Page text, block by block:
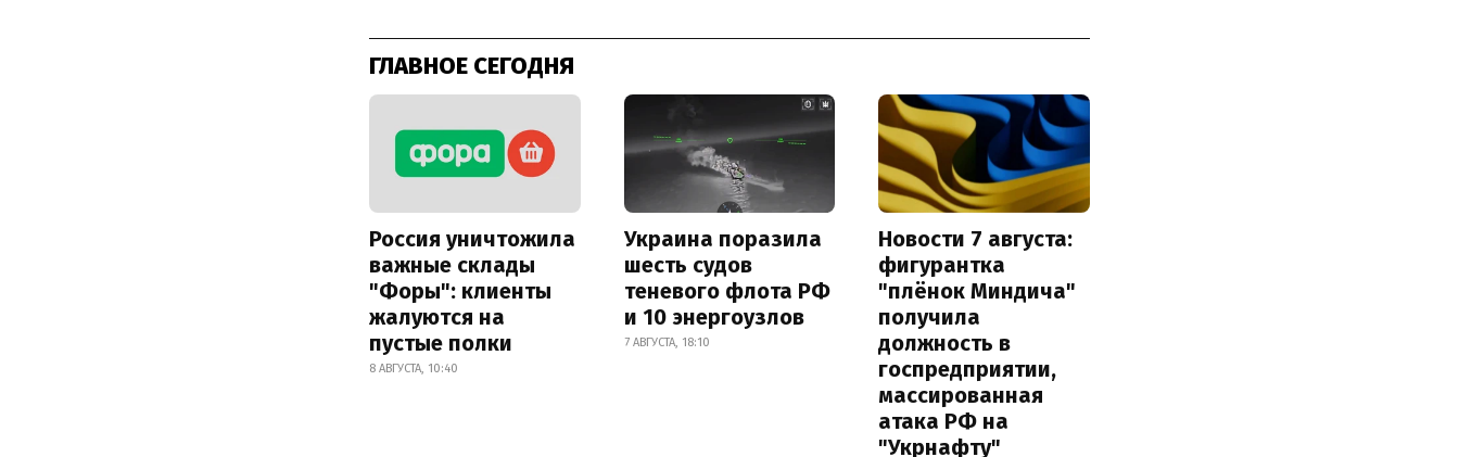
ГЛАВНОЕ СЕГОДНЯ
Россия уничтожила
важные склады
"Форы": клиенты
жалуются на
пустые полки
8 АВГУСТА, 10:40
Украина поразила
шесть судов
теневого флота РФ
и 10 энергоузлов
7 АВГУСТА, 18:10
Новости 7 августа:
фигурантка
"плёнок Миндича"
получила
должность в
госпредприятии,
массированная
атака РФ на
"Укрнафту"